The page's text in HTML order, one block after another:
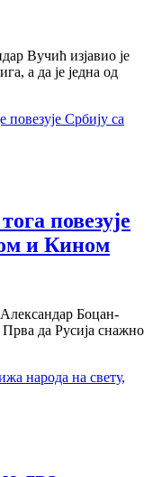
Вучић изјавио је
а да је једна од
повезује
и Кином
Боцан-
да Русија снажно